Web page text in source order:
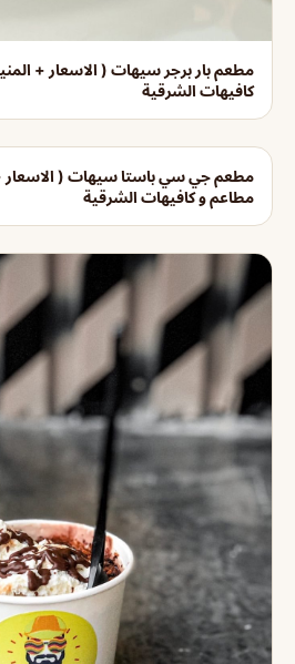
مطعم بار برجر سيهات ( الاسعار +
كافيهات الشرقية
مطعم جي سي باستا سيهات ( الاسعار
مطاعم و كافيهات الشرقية